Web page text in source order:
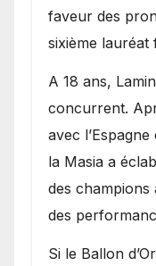
faveur des
sixième lauréat
A 18 ans,
concurrent.
avec
la Masia a
des
des
Si le Ballon